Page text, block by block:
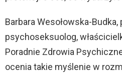
Barbara Wesołowska-
psychoseksuolog,
Poradnie Zdrowia
ocenia takie myślenie w